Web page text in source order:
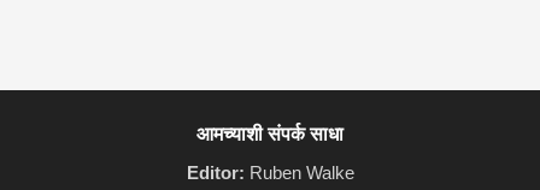
आमच्याशी संपर्क साधा
Editor: Ruben Walke